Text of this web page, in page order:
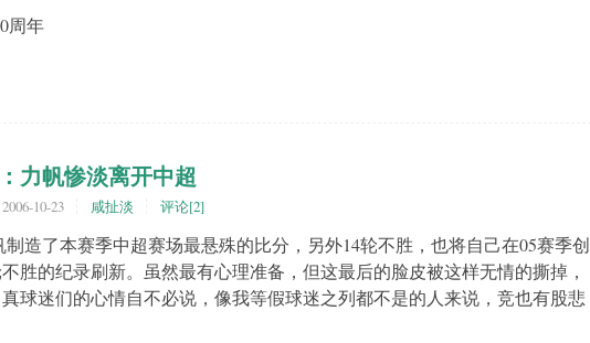
周年
力帆惨淡离开中超
2006-10-23 咸扯淡 评论[2]
造了本赛季中超赛场最悬殊的比分，另外14轮不胜，也将自己在05赛季创
胜的纪录刷新。虽然最有心理准备，但这最后的脸皮被这样无情的撕掉，
球迷们的心情自不必说，像我等假球迷之列都不是的人来说，竞也有股悲